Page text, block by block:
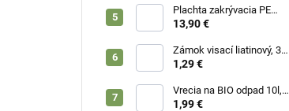
Plachta zakrývacia PE
štandard, 5x8m, PE, EXTOL
13,90 €
Zámok visací liatinový, 3
kľúče, 38mm, EXTOL
1,29 €
Vrecia na BIO odpad 10l,
20ks, 39x41cm
1,99 €